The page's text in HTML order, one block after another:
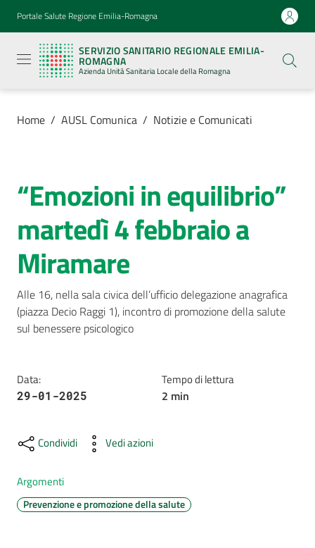
Vai al contenuto
Vai alla navigazione
Vai al footer
Portale Salute Regione Emilia-Romagna
SERVIZIO SANITARIO REGIONALE EMILIA-
ROMAGNA
Azienda Unità Sanitaria Locale della Romagna
Sanitario
Regionale
Emilia-
Romagna
Azienda
Sanitaria
Locale della
Azienda
Servizi
Luoghi
di
cura
dei
Servizi
Home / AUSL Comunica / Notizie e Comunicati
Salta al contenuto
“Emozioni in equilibrio”
martedì 4 febbraio a
Miramare
Alle 16, nella sala civica dell’ufficio delegazione anagrafica
(piazza Decio Raggi 1), incontro di promozione della salute
sul benessere psicologico
Data:
29-01-2025
Tempo di lettura
2 min
Condividi Vedi azioni
Argomenti
Prevenzione e promozione della salute